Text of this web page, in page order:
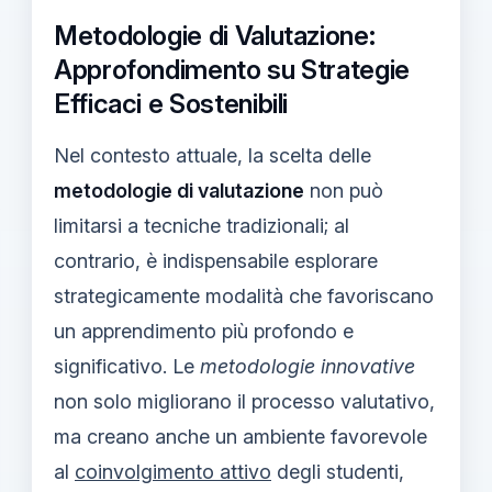
Metodologie di Valutazione:
Approfondimento su Strategie
Efficaci e Sostenibili
Nel contesto attuale, la scelta delle
metodologie di valutazione non può
limitarsi a tecniche tradizionali; al
contrario, è indispensabile esplorare
strategicamente modalità che favoriscano
un apprendimento più profondo e
significativo. Le metodologie innovative
non solo migliorano il processo valutativo,
ma creano anche un ambiente favorevole
al coinvolgimento attivo degli studenti,